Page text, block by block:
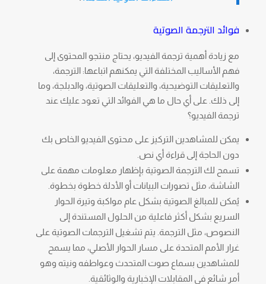
فوائد الترجمة الصوتية
مع زيادة أهمية ترجمة الفيديو، يحتاج منتجو المحتوى إلى
فهم الأساليب المختلفة التي يمكنهم اتباعها: الترجمة،
والتعليقات التوضيحية، والتعليقات الصوتية، والدبلجة، وما
إلى ذلك. على أي حال ما هي الفوائد التي تعود عليك عند
ترجمة الفيديو؟
يمكن للمشاهدين التركيز على محتوى الفيديو الخاص بك
دون الحاجة إلى قراءة أي نص.
تسمح لك الترجمة الصوتية بإظهار معلومات مهمة على
الشاشة، مثل تصورات البيانات أو الأدلة خطوة بخطوة.
يُمكن للمبالغ الصوتية بشكل عام مواكبة وتيرة الحوار
السريع بشكل أكثر فاعلية من الحلول المستندة إلى
النصوص، مثل الترجمة. يتم تشغيل الترجمات الصوتية على
غرار الأمم المتحدة على مسار الحوار الأصلي، مما يسمح
للمشاهدين بسماع صوت المتحدث وعواطفه ونيته وهو
أمر شائع في المقابلات الإخبارية والوثائقية.